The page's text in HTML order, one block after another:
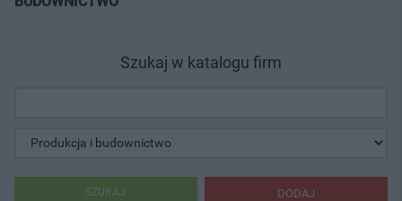
Szukaj w katalogu firm
DODAJ
SZUKAJ